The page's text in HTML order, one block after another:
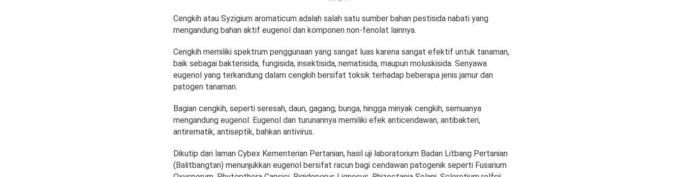
Cengkih atau Syzigium aromaticum adalah salah satu sumber bahan pestisida nabati yang
mengandung bahan aktif eugenol dan komponen non-fenolat lainnya.
Cengkih memiliki spektrum penggunaan yang sangat luas karena sangat efektif untuk tanaman,
baik sebagai bakterisida, fungisida, insektisida, nematisida, maupun moluskisida. Senyawa
eugenol yang terkandung dalam cengkih bersifat toksik terhadap beberapa jenis jamur dan
patogen tanaman.
Bagian cengkih, seperti seresah, daun, gagang, bunga, hingga minyak cengkih, semuanya
mengandung eugenol. Eugenol dan turunannya memiliki efek anticendawan, antibakteri,
antirematik, antiseptik, bahkan antivirus.
Dikutip dari laman Cybex Kementerian Pertanian, hasil uji laboratorium Badan Litbang Pertanian
(Balitbangtan) menunjukkan eugenol bersifat racun bagi cendawan patogenik seperti Fusarium